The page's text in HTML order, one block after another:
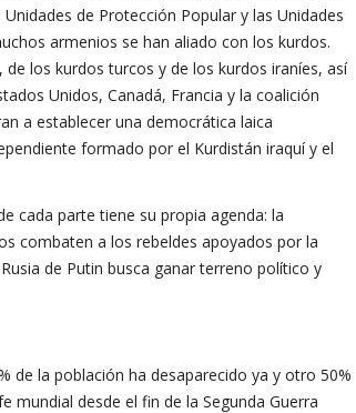
de Protección Popular y las Unidades
armenios se han aliado con los kurdos.
de los kurdos turcos y de los kurdos iraníes, así
Unidos, Canadá, Francia y la coalición
a establecer una democrática laica
formado por el Kurdistán iraquí y el
cada parte tiene su propia agenda: la
combaten a los rebeldes apoyados por la
de Putin busca ganar terreno político y
de la población ha desaparecido ya y otro 50%
mundial desde el fin de la Segunda Guerra